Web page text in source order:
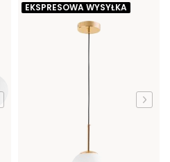
EKSPRESOWA WYSYŁKA